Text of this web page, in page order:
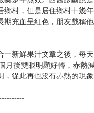
鄉村，但是居住鄉村十幾
期充血呈紅色，朋友戲稱
一新鮮果汁文章之後，每
月後雙眼明顯好轉，赤熱
從此再也沒有赤熱的現象